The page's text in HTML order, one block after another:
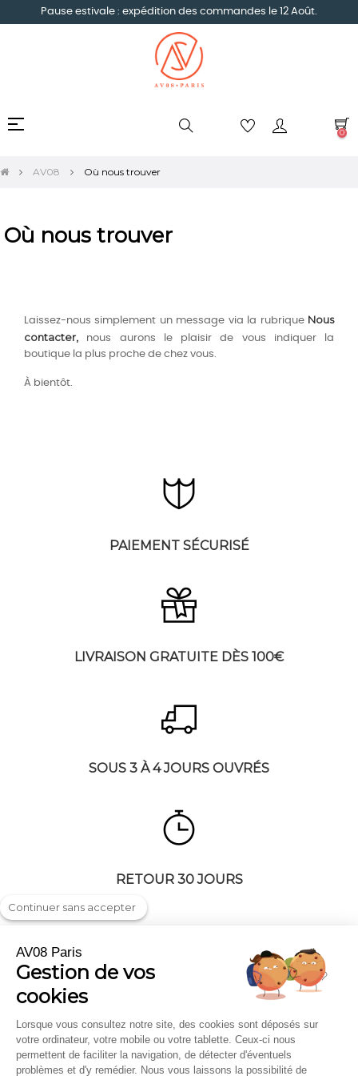
Pause estivale : expédition des commandes le 12 Août.
Basculer
☰
0
AV08 Où nous trouver
Où nous trouver
Laissez-nous simplement un message via la rubrique Nous
contacter, nous aurons le plaisir de vous indiquer la
boutique la plus proche de chez vous.
À bientôt.
PAIEMENT SÉCURISÉ
LIVRAISON GRATUITE DÈS 100€
SOUS 3 À 4 JOURS OUVRÉS
RETOUR 30 JOURS
Livraison & Retour
FAQ
Mentions légales
CGV
Où nous trouver
On parle de nous
Professionnels et Entreprises
Carte cadeau
Chèches et Echarpes
Continuer sans accepter
AV08 Paris
Gestion de vos
cookies
Lorsque vous consultez notre site, des cookies sont déposés sur
votre ordinateur, votre mobile ou votre tablette. Ceux-ci nous
permettent de faciliter la navigation, de détecter d'éventuels
problèmes et d'y remédier. Nous vous laissons la possibilité de